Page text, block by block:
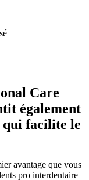
Care
également
qui facilite le
avantage que vous
pro interdentaire